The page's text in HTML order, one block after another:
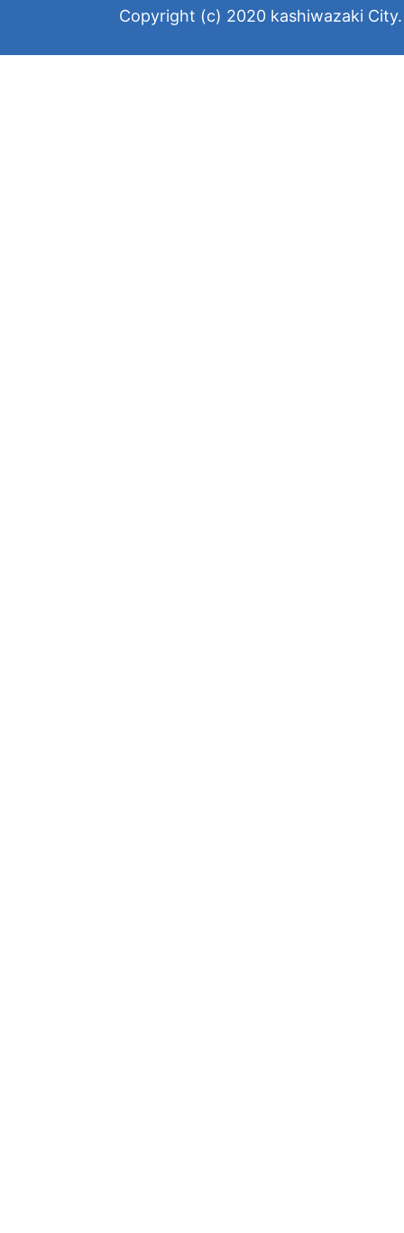
Copyright (c) 2020 kashiwazaki